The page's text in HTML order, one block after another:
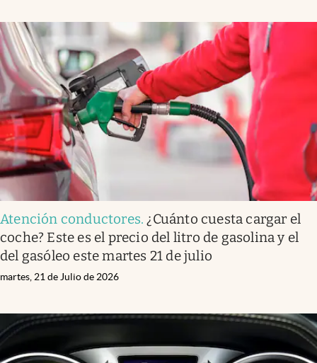
Atención conductores. ¿Cuánto cuesta cargar el
coche? Este es el precio del litro de gasolina y el
del gasóleo este martes 21 de julio
martes, 21 de Julio de 2026